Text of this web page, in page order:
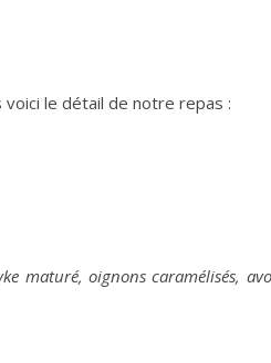
le détail de notre repas :
maturé, oignons caramélisés,